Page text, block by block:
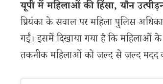
यूपी में महिलाओं की हिंसा, यौन
प्रियंका के सवाल पर महिला पुलिस
गईं। इसमें दिखाया गया है कि महिलाओं
तकनीक महिलाओं को जल्द से जल्द मदद